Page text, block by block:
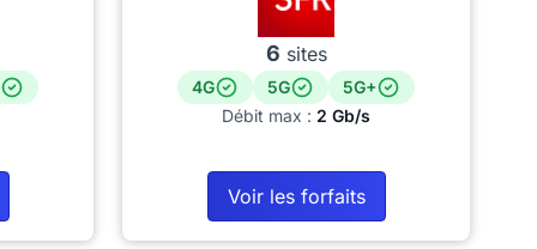
6 sites
4G 5G
5G+
Débit max : 2 Gb/s
Voir les forfaits